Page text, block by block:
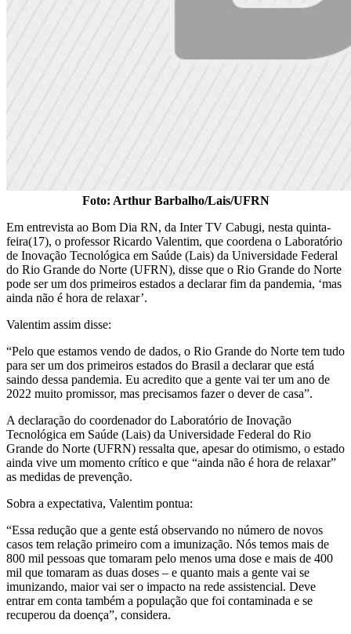
Foto: Arthur Barbalho/Lais/UFRN
Em entrevista ao Bom Dia RN, da Inter TV Cabugi, nesta quinta-
feira(17), o professor Ricardo Valentim, que coordena o Laboratório
de Inovação Tecnológica em Saúde (Lais) da Universidade Federal
do Rio Grande do Norte (UFRN), disse que o Rio Grande do Norte
pode ser um dos primeiros estados a declarar fim da pandemia, ‘mas
ainda não é hora de relaxar’.
Valentim assim disse:
“Pelo que estamos vendo de dados, o Rio Grande do Norte tem tudo
para ser um dos primeiros estados do Brasil a declarar que está
saindo dessa pandemia. Eu acredito que a gente vai ter um ano de
2022 muito promissor, mas precisamos fazer o dever de casa”.
A declaração do coordenador do Laboratório de Inovação
Tecnológica em Saúde (Lais) da Universidade Federal do Rio
Grande do Norte (UFRN) ressalta que, apesar do otimismo, o estado
ainda vive um momento crítico e que “ainda não é hora de relaxar”
as medidas de prevenção.
Sobra a expectativa, Valentim pontua:
“Essa redução que a gente está observando no número de novos
casos tem relação primeiro com a imunização. Nós temos mais de
800 mil pessoas que tomaram pelo menos uma dose e mais de 400
mil que tomaram as duas doses – e quanto mais a gente vai se
imunizando, maior vai ser o impacto na rede assistencial. Deve
entrar em conta também a população que foi contaminada e se
recuperou da doença”, considera.